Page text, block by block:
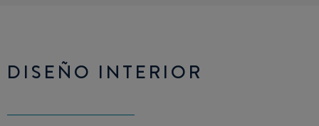
DISEÑO INTERIOR